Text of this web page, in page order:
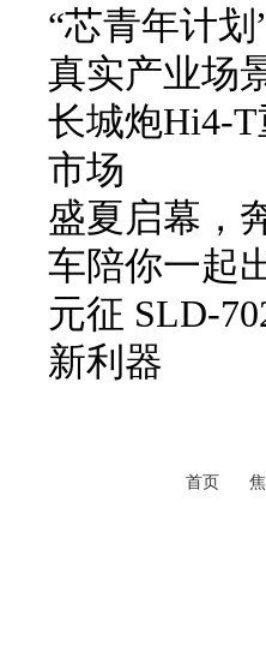
“芯青年计
真实产业场
长城炮Hi4-
市场
盛夏启幕，
车陪你一起
元征 SLD-
新利器
首页